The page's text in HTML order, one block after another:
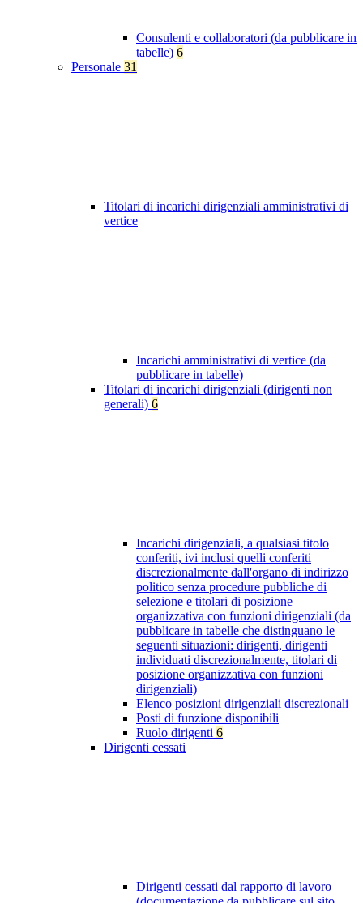
Consulenti e collaboratori (da pubblicare in
tabelle) 6
Personale 31
Titolari di incarichi dirigenziali amministrativi di
vertice
Incarichi amministrativi di vertice (da
pubblicare in tabelle)
Titolari di incarichi dirigenziali (dirigenti non
generali) 6
Incarichi dirigenziali, a qualsiasi titolo
conferiti, ivi inclusi quelli conferiti
discrezionalmente dall'organo di indirizzo
politico senza procedure pubbliche di
selezione e titolari di posizione
organizzativa con funzioni dirigenziali (da
pubblicare in tabelle che distinguano le
seguenti situazioni: dirigenti, dirigenti
individuati discrezionalmente, titolari di
posizione organizzativa con funzioni
dirigenziali)
Elenco posizioni dirigenziali discrezionali
Posti di funzione disponibili
Ruolo dirigenti 6
Dirigenti cessati
Dirigenti cessati dal rapporto di lavoro